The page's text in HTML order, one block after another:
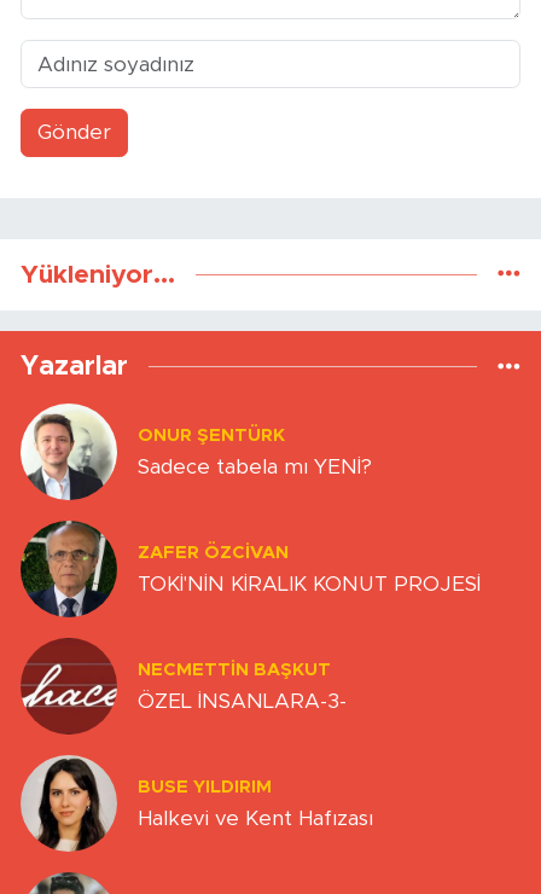
Gönder
Yükleniyor...
Yazarlar
ONUR ŞENTÜRK
Sadece tabela mı YENİ?
ZAFER ÖZCIVAN
TOKİ'NİN KİRALIK KONUT PROJESİ
NECMETTIN BAŞKUT
ÖZEL İNSANLARA-3-
BUSE YILDIRIM
Halkevi ve Kent Hafızası